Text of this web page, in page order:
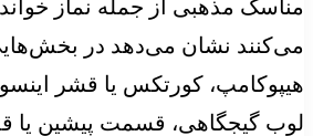
مناسک مذهبی از جمله نماز
می‌کنند نشان می‌دهد در
هیپوکامپ، کورتکس یا قشر
لوب گیجگاهی، قسمت پیشین یا